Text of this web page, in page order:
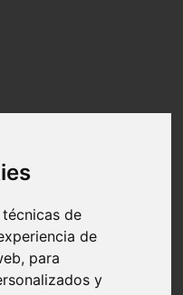
de
de
para
y